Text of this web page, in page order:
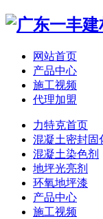
网站首页
产品中心
施工视频
代理加盟
力特克首页
混凝土密封固
混凝土染色剂
地坪光亮剂
环氧地坪漆
产品中心
施工视频